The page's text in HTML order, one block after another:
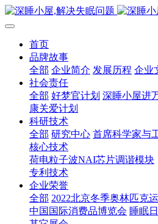
首页
品牌故事
全部 企业简介 发展历程 企业
社会责任
全部 好梦官计划 深睡小屋进
康关爱计划
科研技术
全部 研究中心 首席科学家与
核心技术
荷电粒子波NAI芯片调谐模块
专利技术
企业荣誉
全部 2022北京冬季奥林匹克
中国国际消费品博览会 睡眠